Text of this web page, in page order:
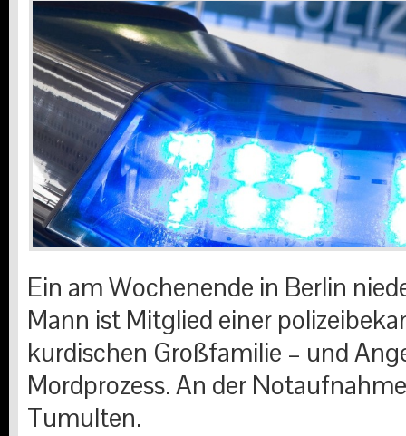
Ein am Wochenende in Berlin
Mann ist Mitglied einer
kurdischen Großfamilie – und
Mordprozess. An der
Tumulten.